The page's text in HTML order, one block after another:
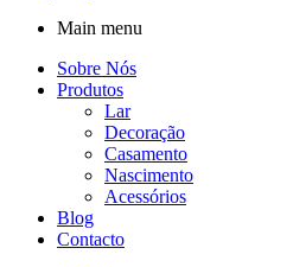
Main menu
Sobre Nós
Produtos
Lar
Decoração
Casamento
Nascimento
Acessórios
Blog
Contacto